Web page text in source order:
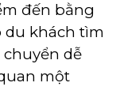
đến bằng
khách tìm
dễ
một